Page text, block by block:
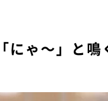
にゃ～」と鳴